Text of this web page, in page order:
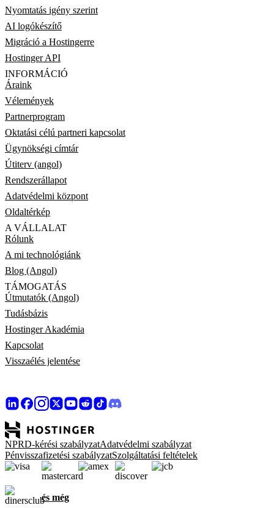
Nyomtatás igény szerint
AI logókészítő
Migráció a Hostingerre
Hostinger API
INFORMÁCIÓ
Áraink
Vélemények
Partnerprogram
Oktatási célú partneri kapcsolat
Ügynökségi címtár
Útiterv (angol)
Rendszerállapot
Adatvédelmi központ
Oldaltérkép
A VÁLLALAT
Rólunk
A mi technológiánk
Blog (Angol)
TÁMOGATÁS
Útmutatók (Angol)
Tudásbázis
Hostinger Akadémia
Kapcsolat
Visszaélés jelentése
NPRD-kérési szabályzatAdatvédelmi szabályzat
Pénvisszafizetési szabályzatSzolgáltatási feltételek
és még